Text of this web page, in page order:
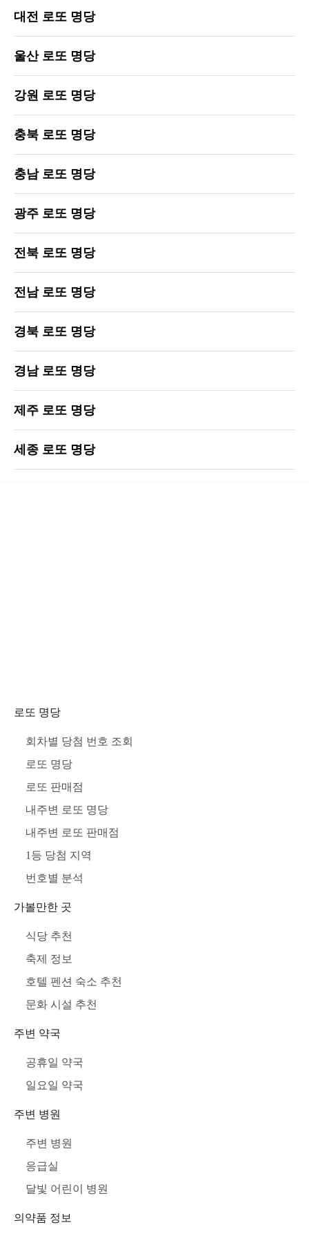
대전 로또 명당
울산 로또 명당
강원 로또 명당
충북 로또 명당
충남 로또 명당
광주 로또 명당
전북 로또 명당
전남 로또 명당
경북 로또 명당
경남 로또 명당
제주 로또 명당
세종 로또 명당
로또 명당
회차별 당첨 번호 조회
로또 명당
로또 판매점
내주변 로또 명당
내주변 로또 판매점
1등 당첨 지역
번호별 분석
가볼만한 곳
식당 추천
축제 정보
호텔 펜션 숙소 추천
문화 시설 추천
주변 약국
공휴일 약국
일요일 약국
주변 병원
주변 병원
응급실
달빛 어린이 병원
의약품 정보